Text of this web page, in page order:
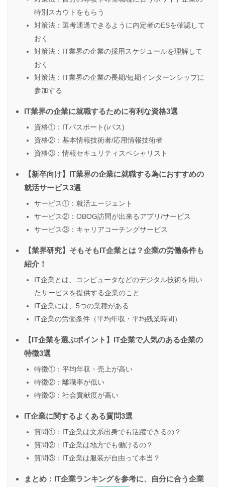
特別スカウトをもらう
対策法：選考通過できるように内定者のESを確認して
おく
対策法：IT業界の企業の採用スケジュールを理解して
おく
対策法：IT業界の企業の長期/短期インターンシップに
参加する
IT業界の企業に就職するために有利な資格3選
資格①：ITパスポート(iパス)
資格②：基本情報技術者/応用情報技術者
資格③：情報セキュリティスペシャリスト
【新卒向け】IT業界の企業に就職する為におすすめの
就活サービス3選
サービス①：就活エージェント
サービス②：OBOG訪問が出来るアプリ/サービス
サービス③：キャリアコーチングサービス
【業界研究】そもそもIT企業とは？企業の労働条件も
紹介！
IT企業とは、コンピュータなどのデジタル技術を用い
たサービスを提供する企業のこと
IT企業には、5つの業種がある
IT企業の労働条件（平均年収・平均残業時間）
【IT企業を選ぶポイント】IT企業で人気のある企業の
特徴3選
特徴①：平均年収・売上が高い
特徴②：離職率が低い
特徴③：社会貢献度が高い
IT企業に関するよくある質問3選
質問①：IT企業は文系出身でも活躍できるの？
質問②：IT企業は地方でも働けるの？
質問③：IT企業は服装が自由って本当？
まとめ：IT企業ランキングを参考に、自分に合う企業